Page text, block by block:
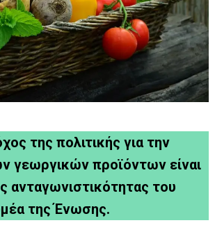
της πολιτικής για την
γεωργικών προϊόντων είναι
ανταγωνιστικότητας του
της Ένωσης.